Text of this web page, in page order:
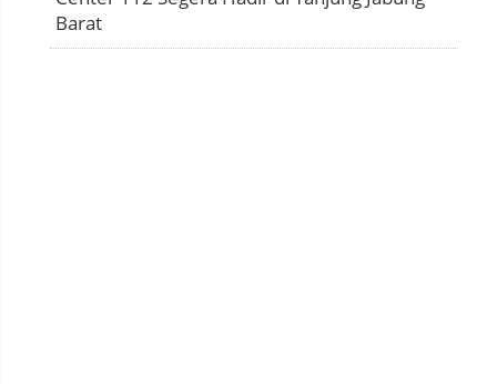
Barat